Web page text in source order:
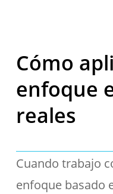
Cómo
enfoque
reales
Cuando trabajo
enfoque basado